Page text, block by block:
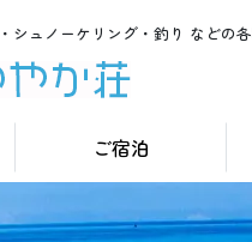
シュノーケリング・釣り などの
ご宿泊